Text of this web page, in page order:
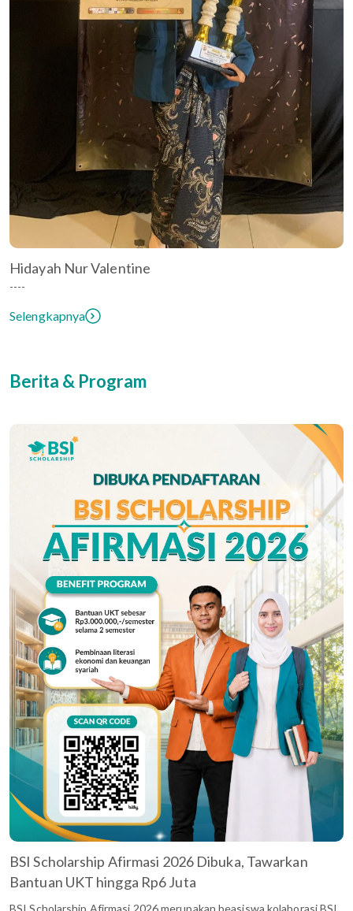
Hidayah Nur Valentine
----
Selengkapnya
Berita & Program
BSI Scholarship Afirmasi 2026 Dibuka, Tawarkan
Bantuan UKT hingga Rp6 Juta
BSI Scholarship Afirmasi 2026 merupakan beasiswa kolaborasi BSI,